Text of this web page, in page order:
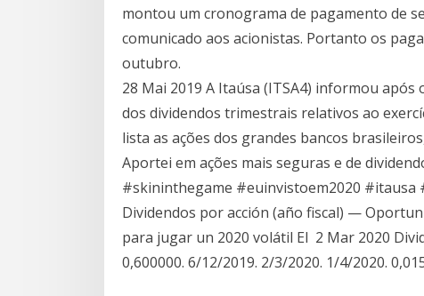
montou um cronograma de pagamento de
comunicado aos acionistas. Portanto os
outubro.
28 Mai 2019 A Itaúsa (ITSA4) informou
dos dividendos trimestrais relativos ao
lista as ações dos grandes bancos
Aportei em ações mais seguras e de
#skininthegame #euinvistoem2020 #itausa
Dividendos por acción (año fiscal) —
para jugar un 2020 volátil El 2 Mar 2020
0,600000. 6/12/2019. 2/3/2020. 1/4/2020.